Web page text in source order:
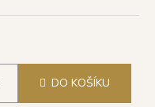
DO KOŠÍKU